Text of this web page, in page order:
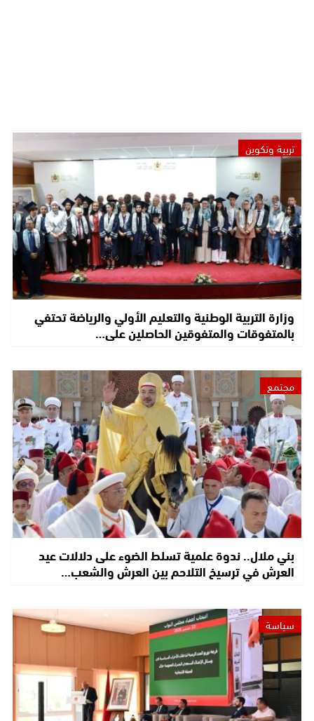
تربية وتكوين
وزارة التربية الوطنية والتعليم الأولي والرياضة تحتفي
بالمتفوقات والمتفوقين الحاصلين على…
مجتمع
بني ملال.. ندوة علمية تسلط الضوء على دلالات عيد
العرش في ترسيخ التلاحم بين العرش والشعب…
سياسة